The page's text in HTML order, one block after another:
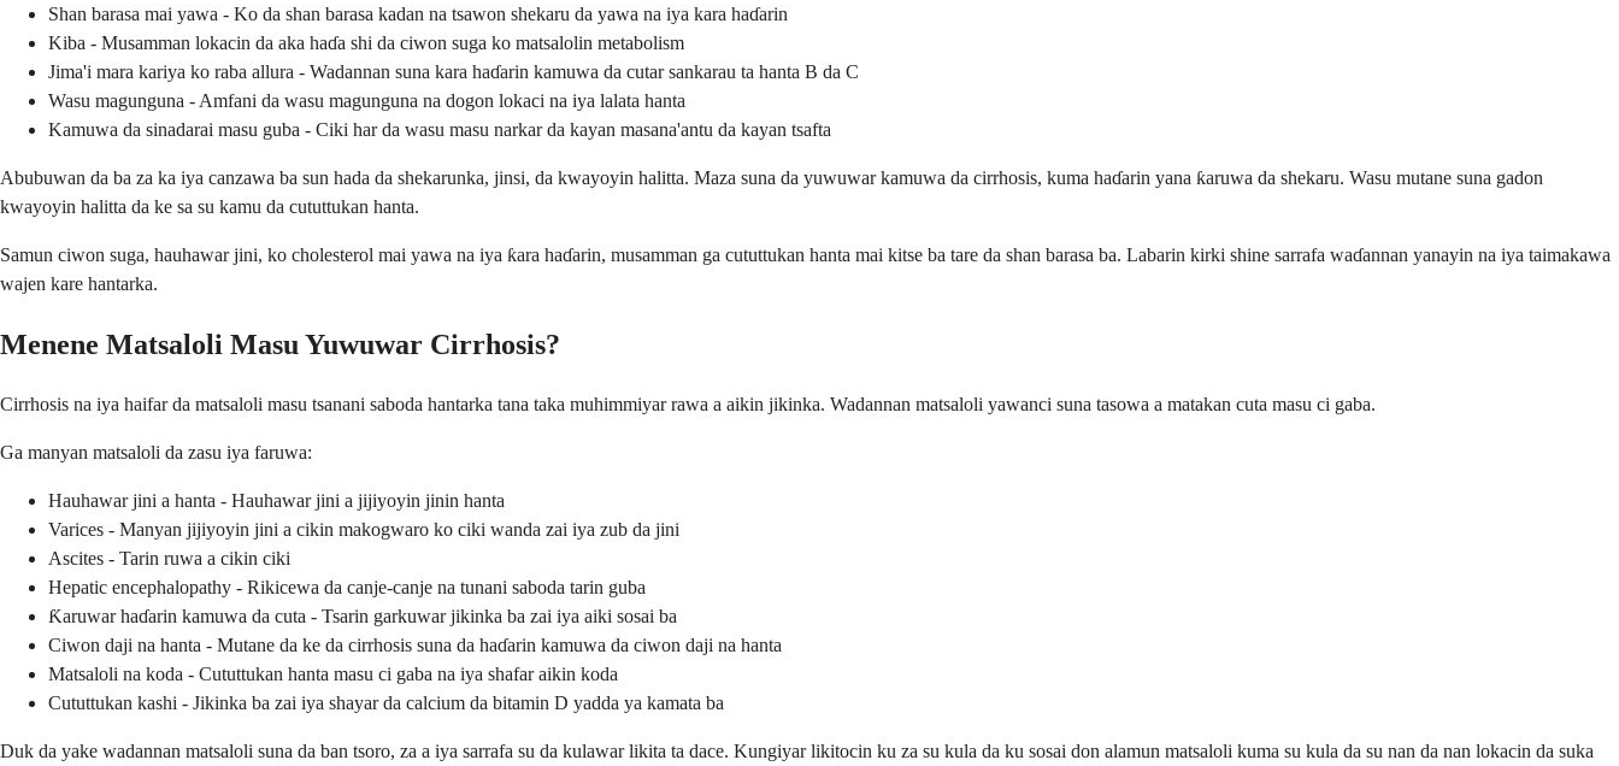
Shan barasa mai yawa - Ko da shan barasa kadan na tsawon shekaru da yawa na iya kara haɗarin
Kiba - Musamman lokacin da aka haɗa shi da ciwon suga ko matsalolin metabolism
Jima'i mara kariya ko raba allura - Wadannan suna kara haɗarin kamuwa da cutar sankarau ta hanta B da C
Wasu magunguna - Amfani da wasu magunguna na dogon lokaci na iya lalata hanta
Kamuwa da sinadarai masu guba - Ciki har da wasu masu narkar da kayan masana'antu da kayan tsafta
Abubuwan da ba za ka iya canzawa ba sun hada da shekarunka, jinsi, da kwayoyin halitta. Maza suna da yuwuwar kamuwa da cirrhosis, kuma haɗarin yana ƙaruwa da shekaru. Wasu mutane suna gadon
kwayoyin halitta da ke sa su kamu da cututtukan hanta.
Samun ciwon suga, hauhawar jini, ko cholesterol mai yawa na iya ƙara haɗarin, musamman ga cututtukan hanta mai kitse ba tare da shan barasa ba. Labarin kirki shine sarrafa waɗannan yanayin na iya taimakawa
wajen kare hantarka.
Menene Matsaloli Masu Yuwuwar Cirrhosis?
Cirrhosis na iya haifar da matsaloli masu tsanani saboda hantarka tana taka muhimmiyar rawa a aikin jikinka. Wadannan matsaloli yawanci suna tasowa a matakan cuta masu ci gaba.
Ga manyan matsaloli da zasu iya faruwa:
Hauhawar jini a hanta - Hauhawar jini a jijiyoyin jinin hanta
Varices - Manyan jijiyoyin jini a cikin makogwaro ko ciki wanda zai iya zub da jini
Ascites - Tarin ruwa a cikin ciki
Hepatic encephalopathy - Rikicewa da canje-canje na tunani saboda tarin guba
Ƙaruwar haɗarin kamuwa da cuta - Tsarin garkuwar jikinka ba zai iya aiki sosai ba
Ciwon daji na hanta - Mutane da ke da cirrhosis suna da haɗarin kamuwa da ciwon daji na hanta
Matsaloli na koda - Cututtukan hanta masu ci gaba na iya shafar aikin koda
Cututtukan kashi - Jikinka ba zai iya shayar da calcium da bitamin D yadda ya kamata ba
Duk da yake wadannan matsaloli suna da ban tsoro, za a iya sarrafa su da kulawar likita ta dace. Kungiyar likitocin ku za su kula da ku sosai don alamun matsaloli kuma su kula da su nan da nan lokacin da suka